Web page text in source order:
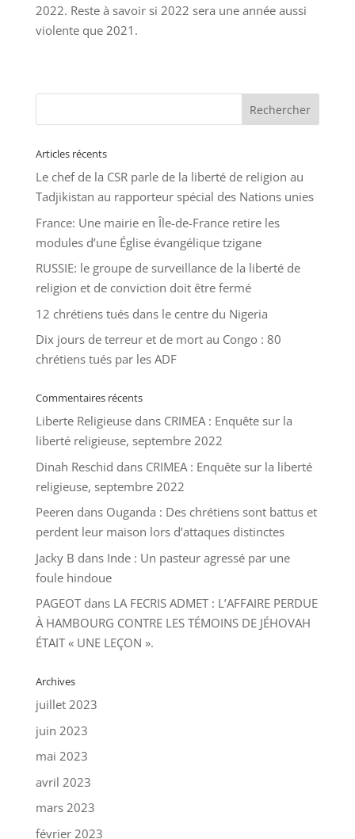
2022. Reste à savoir si 2022 sera une année aussi
violente que 2021.
Articles récents
Le chef de la CSR parle de la liberté de religion au
Tadjikistan au rapporteur spécial des Nations unies
France: Une mairie en Île-de-France retire les
modules d’une Église évangélique tzigane
RUSSIE: le groupe de surveillance de la liberté de
religion et de conviction doit être fermé
12 chrétiens tués dans le centre du Nigeria
Dix jours de terreur et de mort au Congo : 80
chrétiens tués par les ADF
Commentaires récents
Liberte Religieusedans CRIMEA : Enquête sur la
liberté religieuse, septembre 2022
Dinah Reschid dans CRIMEA : Enquête sur la liberté
religieuse, septembre 2022
Peeren dans Ouganda : Des chrétiens sont battus et
perdent leur maison lors d’attaques distinctes
Jacky B dans Inde : Un pasteur agressé par une
foule hindoue
PAGEOTdans LA FECRIS ADMET : L’AFFAIRE PERDUE
À HAMBOURG CONTRE LES TÉMOINS DE JÉHOVAH
ÉTAIT « UNE LEÇON ».
Archives
juillet 2023
juin 2023
mai 2023
avril 2023
mars 2023
février 2023